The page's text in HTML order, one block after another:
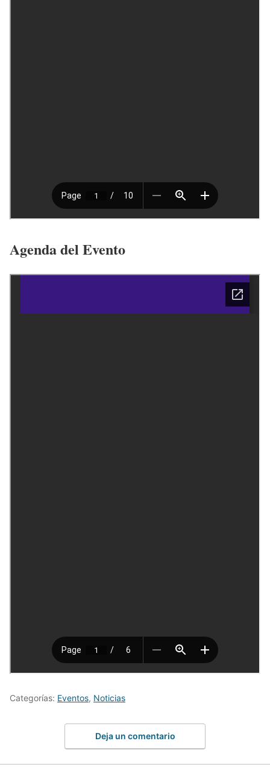
Agenda del Evento
Categorías: Eventos, Noticias
Deja un comentario